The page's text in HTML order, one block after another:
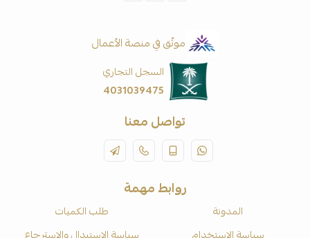
موثّق في منصة الأعمال
السجل التجاري
4031039475
تواصل معنا
روابط مهمة
المدونة
طلب الكميات